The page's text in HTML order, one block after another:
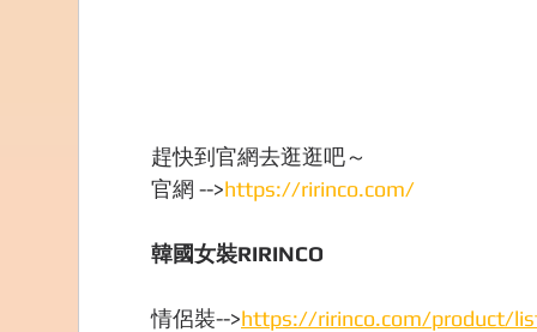
趕快到官網去逛逛吧～
官網 -->https://ririnco.com/
韓國女裝RIRINCO
情侶裝-->https://ririnco.com/product/